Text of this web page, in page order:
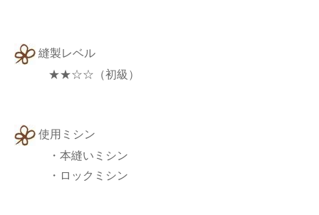
縫製レベル
★★☆☆（初級）
使用ミシン
・本縫いミシン
・ロックミシン